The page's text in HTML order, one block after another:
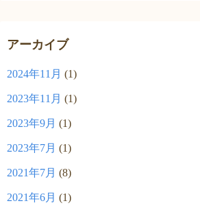
アーカイブ
2024年11月 (1)
2023年11月 (1)
2023年9月 (1)
2023年7月 (1)
2021年7月 (8)
2021年6月 (1)